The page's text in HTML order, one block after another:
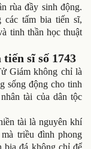
rùa đầy sinh động.
các tấm bia tiến sĩ,
tinh thần học thuật
sĩ số 1743
Giám không chỉ là
sống động cho tinh
tài của dân tộc
tài là nguyên khí
triều đình phong
bia đá không chỉ để